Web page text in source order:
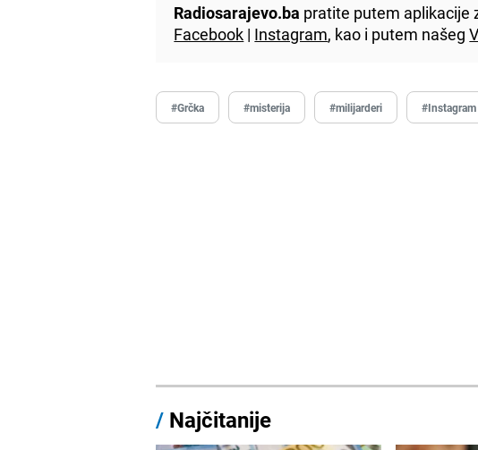
Radiosarajevo.ba pratite putem aplikacije
Facebook | Instagram, kao i putem našeg
#Grčka #misterija #milijarderi #Instagram
/ Najčitanije